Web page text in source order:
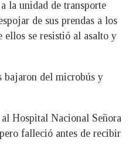
la unidad de transporte
de sus prendas a los
ellos se resistió al asalto y
bajaron del microbús y
Hospital Nacional Señora
falleció antes de recibir